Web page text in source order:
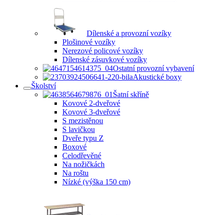
Dílenské a provozní vozíky
Plošinové vozíky
Nerezové policové vozíky
Dílenské zásuvkové vozíky
Ostatní provozní vybavení
Akustické boxy
Školství
Šatní skříně
Kovové 2-dveřové
Kovové 3-dveřové
S mezistěnou
S lavičkou
Dveře typu Z
Boxové
Celodřevěné
Na nožičkách
Na roštu
Nízké (výška 150 cm)